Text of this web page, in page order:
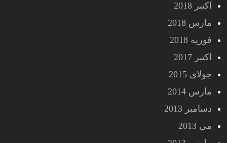
اکتبر 2018
مارس 2018
فوریه 2018
اکتبر 2017
جولای 2015
مارس 2014
دسامبر 2013
می 2013